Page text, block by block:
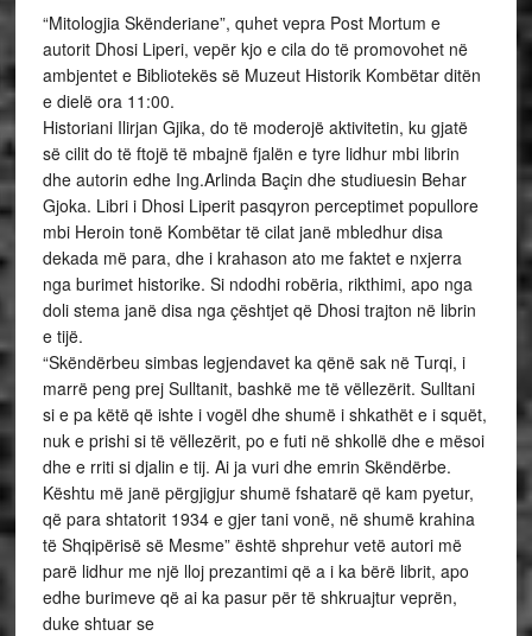
“Mitologjia Skënderiane”, quhet vepra Post Mortum e
autorit Dhosi Liperi, vepër kjo e cila do të promovohet në
ambjentet e Bibliotekës së Muzeut Historik Kombëtar ditën
e dielë ora 11:00.
Historiani Ilirjan Gjika, do të moderojë aktivitetin, ku gjatë
së cilit do të ftojë të mbajnë fjalën e tyre lidhur mbi librin
dhe autorin edhe Ing.Arlinda Baçin dhe studiuesin Behar
Gjoka. Libri i Dhosi Liperit pasqyron perceptimet popullore
mbi Heroin tonë Kombëtar të cilat janë mbledhur disa
dekada më para, dhe i krahason ato me faktet e nxjerra
nga burimet historike. Si ndodhi robëria, rikthimi, apo nga
doli stema janë disa nga çështjet që Dhosi trajton në librin
e tijë.
“Skëndërbeu simbas legjendavet ka qënë sak në Turqi, i
marrë peng prej Sulltanit, bashkë me të vëllezërit. Sulltani
si e pa këtë që ishte i vogël dhe shumë i shkathët e i squët,
nuk e prishi si të vëllezërit, po e futi në shkollë dhe e mësoi
dhe e rriti si djalin e tij. Ai ja vuri dhe emrin Skëndërbe.
Kështu më janë përgjigjur shumë fshatarë që kam pyetur,
që para shtatorit 1934 e gjer tani vonë, në shumë krahina
të Shqipërisë së Mesme” është shprehur vetë autori më
parë lidhur me një lloj prezantimi që a i ka bërë librit, apo
edhe burimeve që ai ka pasur për të shkruajtur veprën,
duke shtuar se